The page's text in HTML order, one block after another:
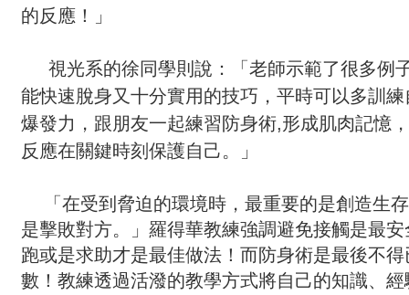
的反應！」
視光系的徐同學則說：「老師示範了很多例
能快速脫身又十分實用的技巧，平時可以多訓
爆發力，跟朋友一起練習防身術,形成肌肉記憶
反應在關鍵時刻保護自己。」
「在受到脅迫的環境時，最重要的是創造生
是擊敗對方。」羅得華教練強調避免接觸是最
跑或是求助才是最佳做法！而防身術是最後不
數！教練透過活潑的教學方式將自己的知識、